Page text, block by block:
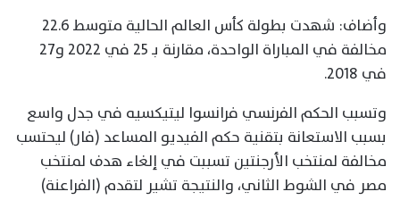
وأضاف: شهدت بطولة كأس العالم الحالية متوسط 22.6
مخالفة في المباراة الواحدة، مقارنة بـ 25 في 2022 و27
في 2018.
وتسبب الحكم الفرنسي فرانسوا ليتيكسيه في جدل واسع
بسبب الاستعانة بتقنية حكم الفيديو المساعد (فار) ليحتسب
مخالفة لمنتخب الأرجنتين تسببت في إلغاء هدف لمنتخب
مصر في الشوط الثاني، والنتيجة تشير لتقدم (الفراعنة)